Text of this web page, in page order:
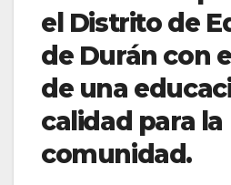
el Distrito de
de Durán con
de una
calidad para la
comunidad.